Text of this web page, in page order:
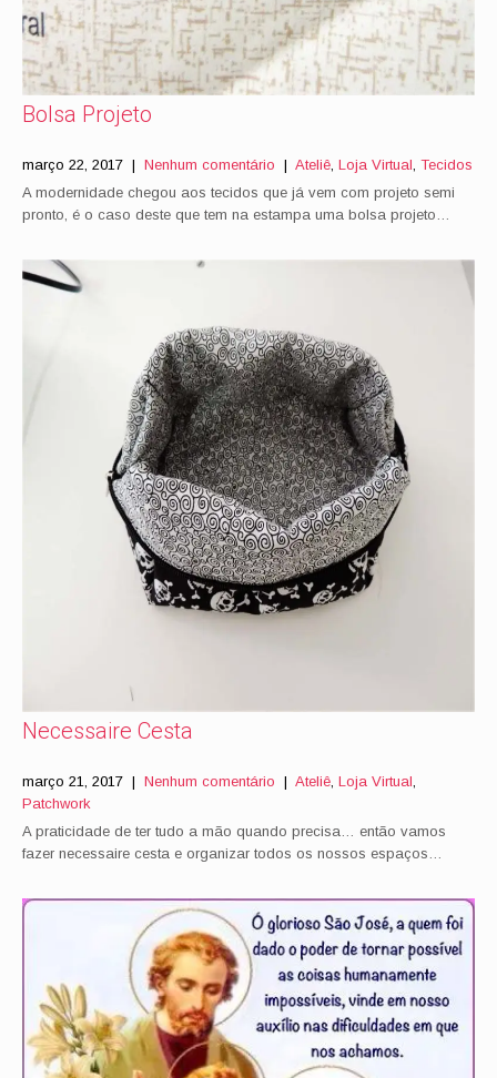
Bolsa Projeto
março 22, 2017 | Nenhum comentário | Ateliê, Loja Virtual, Tecidos
A modernidade chegou aos tecidos que já vem com projeto semi
pronto, é o caso deste que tem na estampa uma bolsa projeto…
Necessaire Cesta
março 21, 2017 | Nenhum comentário | Ateliê, Loja Virtual,
Patchwork
A praticidade de ter tudo a mão quando precisa… então vamos
fazer necessaire cesta e organizar todos os nossos espaços…